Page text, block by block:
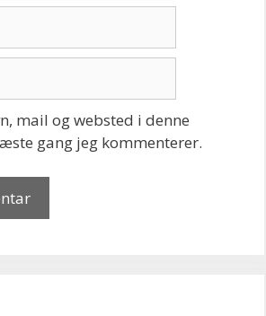
mail og websted i denne
gang jeg kommenterer.